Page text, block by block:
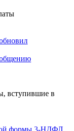
вступившие в